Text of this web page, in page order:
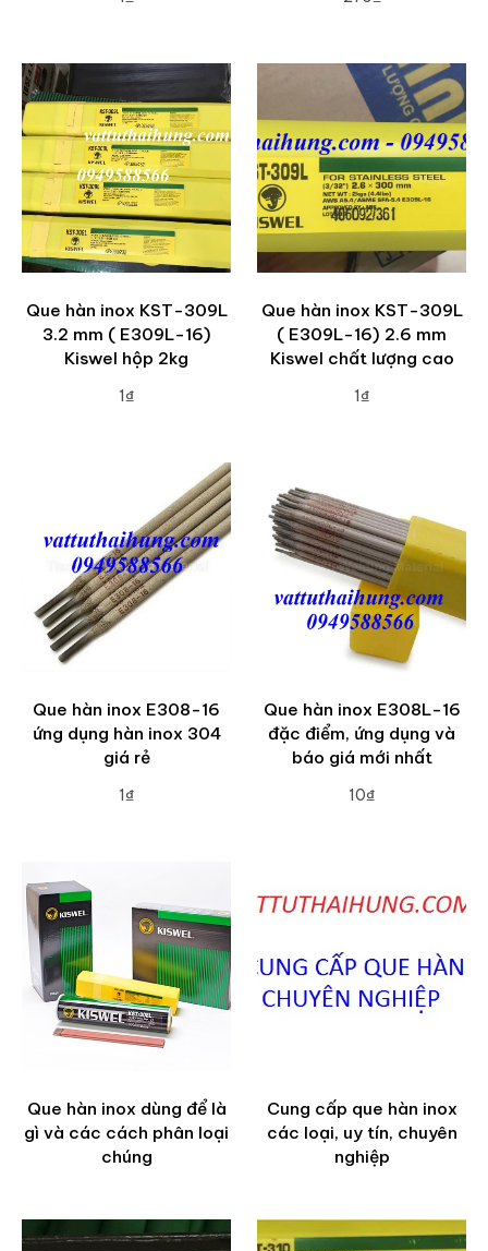
Que hàn inox KST-309L
3.2 mm ( E309L-16)
Kiswel hộp 2kg
1₫
Que hàn inox KST-309L
( E309L-16) 2.6 mm
Kiswel chất lượng cao
1₫
Que hàn inox E308-16
ứng dụng hàn inox 304
giá rẻ
1₫
Que hàn inox E308L-16
đặc điểm, ứng dụng và
báo giá mới nhất
10₫
Que hàn inox dùng để là
gì và các cách phân loại
chúng
Cung cấp que hàn inox
các loại, uy tín, chuyên
nghiệp